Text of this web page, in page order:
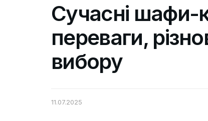
Сучасні шафи-
переваги,
вибору
11.07.2025